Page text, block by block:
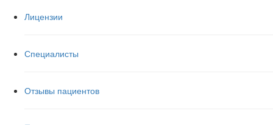
Лицензии
Специалисты
Отзывы пациентов